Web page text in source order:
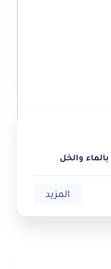
المزيد